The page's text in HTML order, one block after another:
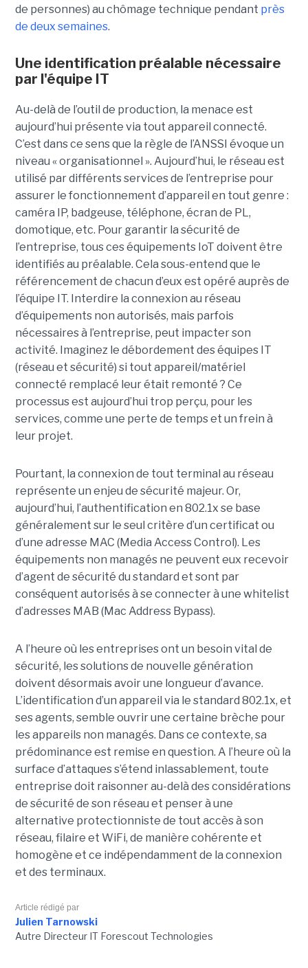
de personnes) au chômage technique pendant près
de deux semaines.
Une identification préalable nécessaire
par l'équipe IT
Au-delà de l’outil de production, la menace est
aujourd’hui présente via tout appareil connecté.
C’est dans ce sens que la règle de l’ANSSI évoque un
niveau « organisationnel ». Aujourd’hui, le réseau est
utilisé par différents services de l’entreprise pour
assurer le fonctionnement d’appareil en tout genre :
caméra IP, badgeuse, téléphone, écran de PL,
domotique, etc. Pour garantir la sécurité de
l’entreprise, tous ces équipements IoT doivent être
identifiés au préalable. Cela sous-entend que le
référencement de chacun d’eux est opéré auprès de
l’équipe IT. Interdire la connexion au réseau
d’équipements non autorisés, mais parfois
nécessaires à l’entreprise, peut impacter son
activité. Imaginez le débordement des équipes IT
(réseau et sécurité) si tout appareil/matériel
connecté remplacé leur était remonté ? Ce
processus est aujourd’hui trop perçu, pour les
services, comme une perte de temps et un frein à
leur projet.
Pourtant, la connexion de tout terminal au réseau
représente un enjeu de sécurité majeur. Or,
aujourd’hui, l’authentification en 802.1x se base
généralement sur le seul critère d’un certificat ou
d’une adresse MAC (Media Access Control). Les
équipements non managés ne peuvent eux recevoir
d’agent de sécurité du standard et sont par
conséquent autorisés à se connecter à une whitelist
d’adresses MAB (Mac Address Bypass).
A l’heure où les entreprises ont un besoin vital de
sécurité, les solutions de nouvelle génération
doivent désormais avoir une longueur d’avance.
L’identification d’un appareil via le standard 802.1x, et
ses agents, semble ouvrir une certaine brèche pour
les appareils non managés. Dans ce contexte, sa
prédominance est remise en question. A l’heure où la
surface d’attaques s’étend inlassablement, toute
entreprise doit raisonner au-delà des considérations
de sécurité de son réseau et penser à une
alternative protectionniste de tout accès à son
réseau, filaire et WiFi, de manière cohérente et
homogène et ce indépendamment de la connexion
et des terminaux.
Article rédigé par
Julien Tarnowski
Autre Directeur IT Forescout Technologies